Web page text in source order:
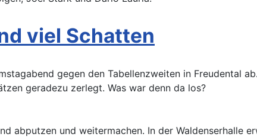
viel Schatten
gegen den Tabellenzweiten in Freudental
geradezu zerlegt. Was war denn da los?
abputzen und weitermachen. In der Waldenserhalle